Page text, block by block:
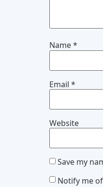
Name*
Email *
Website
Save my
Notify me